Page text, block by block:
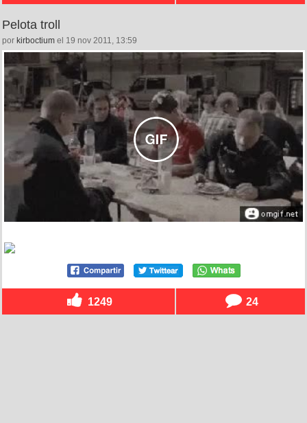
Pelota troll
por kirboctium el 19 nov 2011, 13:59
1249 24